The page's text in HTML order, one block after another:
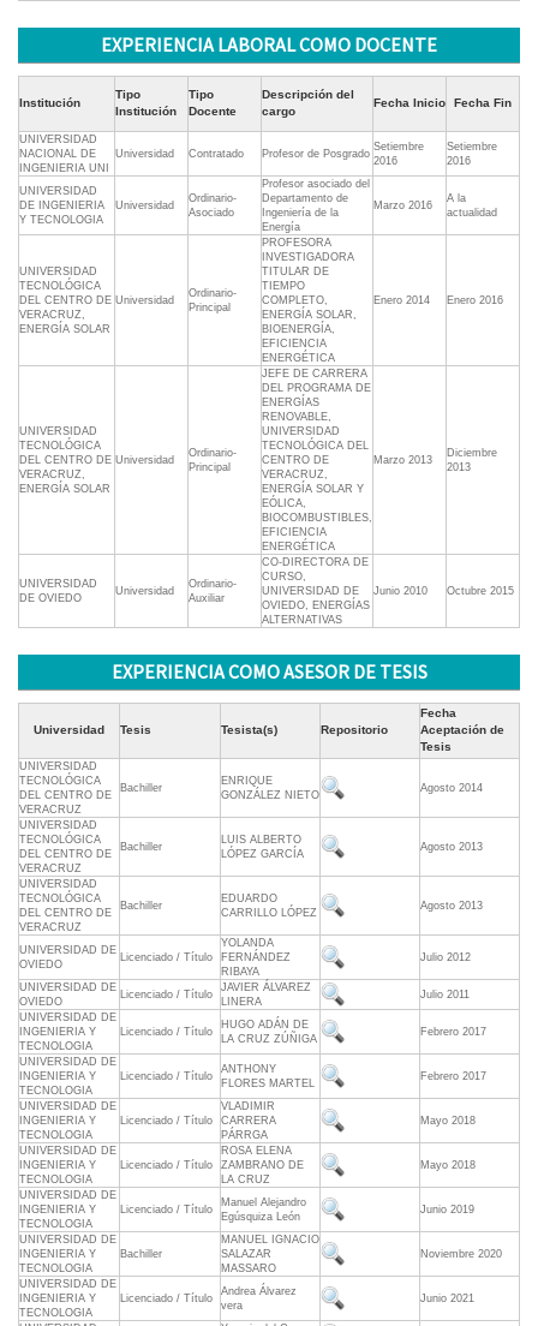
EXPERIENCIA LABORAL COMO DOCENTE
Institución
Tipo
Institución
Tipo
Docente
Descripción del
cargo
Fecha Inicio Fecha Fin
UNIVERSIDAD
NACIONAL DE
INGENIERIA UNI
Universidad Contratado Profesor de Posgrado
Setiembre
2016
Setiembre
2016
UNIVERSIDAD
DE INGENIERIA
Y TECNOLOGIA
Universidad
Ordinario-
Asociado
Profesor asociado del
Departamento de
Ingeniería de la
Energía
Marzo 2016
A la
actualidad
UNIVERSIDAD
TECNOLÓGICA
DEL CENTRO DE
VERACRUZ,
ENERGÍA SOLAR
Universidad
Ordinario-
Principal
PROFESORA
INVESTIGADORA
TITULAR DE
TIEMPO
COMPLETO,
ENERGÍA SOLAR,
BIOENERGÍA,
EFICIENCIA
ENERGÉTICA
Enero 2014 Enero 2016
UNIVERSIDAD
TECNOLÓGICA
DEL CENTRO DE
VERACRUZ,
ENERGÍA SOLAR
Universidad
Ordinario-
Principal
JEFE DE CARRERA
DEL PROGRAMA DE
ENERGÍAS
RENOVABLE,
UNIVERSIDAD
TECNOLÓGICA DEL
CENTRO DE
VERACRUZ,
ENERGÍA SOLAR Y
EÓLICA,
BIOCOMBUSTIBLES,
EFICIENCIA
ENERGÉTICA
Marzo 2013
Diciembre
2013
UNIVERSIDAD
DE OVIEDO
Universidad
Ordinario-
Auxiliar
CO-DIRECTORA DE
CURSO,
UNIVERSIDAD DE
OVIEDO, ENERGÍAS
ALTERNATIVAS
Junio 2010 Octubre 2015
EXPERIENCIA COMO ASESOR DE TESIS
Universidad Tesis Tesista(s) Repositorio
Fecha
Aceptación de
Tesis
UNIVERSIDAD
TECNOLÓGICA
DEL CENTRO DE
VERACRUZ
Bachiller
ENRIQUE
GONZÁLEZ NIETO
Agosto 2014
UNIVERSIDAD
TECNOLÓGICA
DEL CENTRO DE
VERACRUZ
Bachiller
LUIS ALBERTO
LÓPEZ GARCÍA
Agosto 2013
UNIVERSIDAD
TECNOLÓGICA
DEL CENTRO DE
VERACRUZ
Bachiller
EDUARDO
CARRILLO LÓPEZ
Agosto 2013
UNIVERSIDAD DE
OVIEDO
Licenciado / Título
YOLANDA
FERNÁNDEZ
RIBAYA
Julio 2012
UNIVERSIDAD DE
OVIEDO
Licenciado / Título
JAVIER ÁLVAREZ
LINERA
Julio 2011
UNIVERSIDAD DE
INGENIERIA Y
TECNOLOGIA
Licenciado / Título
HUGO ADÁN DE
LA CRUZ ZÚÑIGA
Febrero 2017
UNIVERSIDAD DE
INGENIERIA Y
TECNOLOGIA
Licenciado / Título
ANTHONY
FLORES MARTEL
Febrero 2017
UNIVERSIDAD DE
INGENIERIA Y
TECNOLOGIA
Licenciado / Título
VLADIMIR
CARRERA
PÁRRGA
Mayo 2018
UNIVERSIDAD DE
INGENIERIA Y
TECNOLOGIA
Licenciado / Título
ROSA ELENA
ZAMBRANO DE
LA CRUZ
Mayo 2018
UNIVERSIDAD DE
INGENIERIA Y
TECNOLOGIA
Licenciado / Título
Manuel Alejandro
Egúsquiza León
Junio 2019
UNIVERSIDAD DE
INGENIERIA Y
TECNOLOGIA
Bachiller
MANUEL IGNACIO
SALAZAR
MASSARO
Noviembre 2020
UNIVERSIDAD DE
INGENIERIA Y
TECNOLOGIA
Licenciado / Título
Andrea Álvarez
vera
Junio 2021